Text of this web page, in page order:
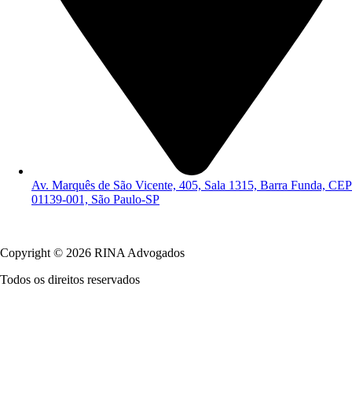
Av. Marquês de São Vicente, 405, Sala 1315, Barra Funda, CEP
01139-001, São Paulo-SP
Copyright © 2026 RINA Advogados
Todos os direitos reservados